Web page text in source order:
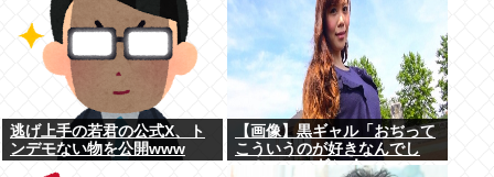
逃げ上手の若君の公式X、ト
ンデモない物を公開www
【画像】黒ギャル「おぢって
こういうのが好きなんでし
ょ？www」ﾄﾞﾝｯ！